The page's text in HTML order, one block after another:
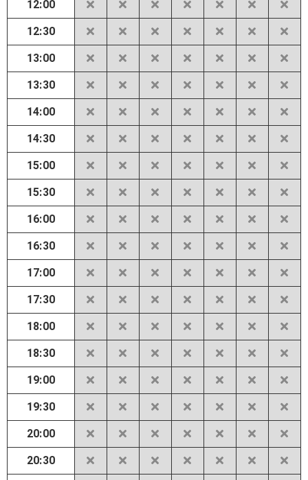
12:00
12:30
13:00
13:30
14:00
14:30
15:00
15:30
16:00
16:30
17:00
17:30
18:00
18:30
19:00
19:30
20:00
20:30